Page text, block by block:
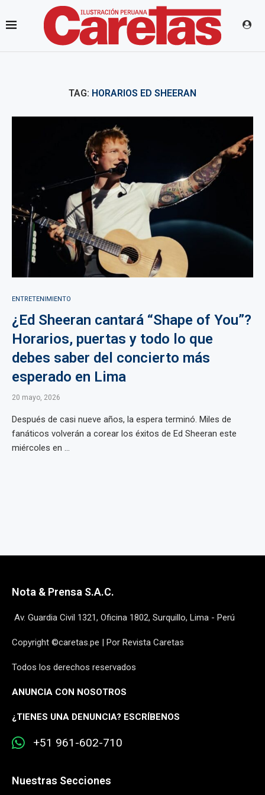
TAG: HORARIOS ED SHEERAN
ENTRETENIMIENTO
¿Ed Sheeran cantará “Shape of You”?
Horarios, puertas y todo lo que
debes saber del concierto más
esperado en Lima
20 mayo, 2026
Después de casi nueve años, la espera terminó. Miles de
fanáticos volverán a corear los éxitos de Ed Sheeran este
miércoles en ...
Nota & Prensa S.A.C.
Av. Guardia Civil 1321, Oficina 1802, Surquillo, Lima - Perú
Copyright ©caretas.pe | Por Revista Caretas
Todos los derechos reservados
ANUNCIA CON NOSOTROS
¿TIENES UNA DENUNCIA? ESCRÍBENOS
+51 961-602-710
Nuestras Secciones